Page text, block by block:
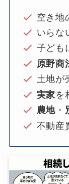
空き地
いらな
子ども
原野商
土地が
実家を
農地 ・
不動産